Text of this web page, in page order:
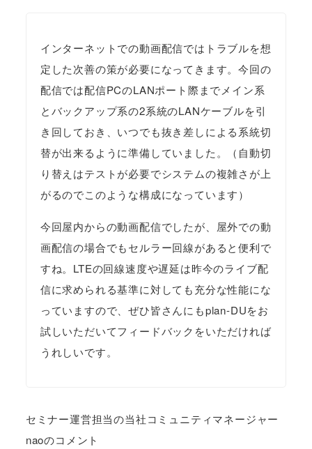
インターネットでの動画配信ではトラブルを想
定した次善の策が必要になってきます。今回の
配信では配信PCのLANポート際までメイン系
とバックアップ系の2系統のLANケーブルを引
き回しておき、いつでも抜き差しによる系統切
替が出来るように準備していました。（自動切
り替えはテストが必要でシステムの複雑さが上
がるのでこのような構成になっています）
今回屋内からの動画配信でしたが、屋外での動
画配信の場合でもセルラー回線があると便利で
すね。LTEの回線速度や遅延は昨今のライブ配
信に求められる基準に対しても充分な性能にな
っていますので、ぜひ皆さんにもplan-DUをお
試しいただいてフィードバックをいただければ
うれしいです。
セミナー運営担当の当社コミュニティマネージャー
naoのコメント